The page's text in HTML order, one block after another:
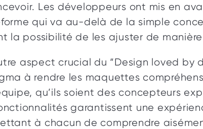
Les développeurs ont mis en
qui va au-delà de la simple
la possibilité de les ajuster de
aspect crucial du “Design loved by
à rendre les maquettes
qu’ils soient des concepteurs
garantissent une
à chacun de comprendre